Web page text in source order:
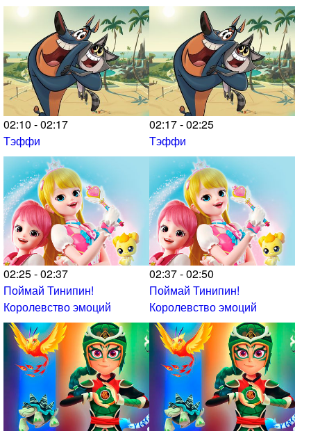
02:10 - 02:17
Тэффи
02:17 - 02:25
Тэффи
02:25 - 02:37
Поймай Тинипин!
Королевство эмоций
02:37 - 02:50
Поймай Тинипин!
Королевство эмоций